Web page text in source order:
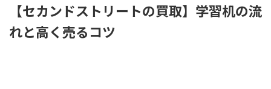
【セカンドストリートの買取】学習机の流
れと高く売るコツ